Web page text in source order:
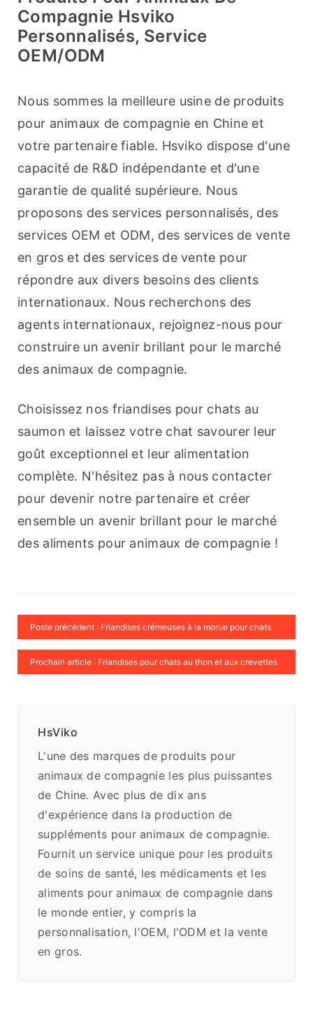
Compagnie Hsviko
Personnalisés, Service
OEM/ODM
Nous sommes la meilleure usine de produits
pour animaux de compagnie en Chine et
votre partenaire fiable. Hsviko dispose d'une
capacité de R&D indépendante et d'une
garantie de qualité supérieure. Nous
proposons des services personnalisés, des
services OEM et ODM, des services de vente
en gros et des services de vente pour
répondre aux divers besoins des clients
internationaux. Nous recherchons des
agents internationaux, rejoignez-nous pour
construire un avenir brillant pour le marché
des animaux de compagnie.
Choisissez nos friandises pour chats au
saumon et laissez votre chat savourer leur
goût exceptionnel et leur alimentation
complète. N'hésitez pas à nous contacter
pour devenir notre partenaire et créer
ensemble un avenir brillant pour le marché
des aliments pour animaux de compagnie !
Poste précédent : Friandises crémeuses à la morue pour chats
Prochain article : Friandises pour chats au thon et aux crevettes
HsViko
L'une des marques de produits pour
animaux de compagnie les plus puissantes
de Chine. Avec plus de dix ans
d'expérience dans la production de
suppléments pour animaux de compagnie.
Fournit un service unique pour les produits
de soins de santé, les médicaments et les
aliments pour animaux de compagnie dans
le monde entier, y compris la
personnalisation, l'OEM, l'ODM et la vente
en gros.